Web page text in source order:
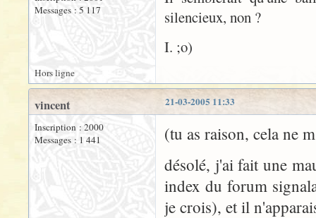
Messages : 5 117
silencieux, non ?
I. ;o)
Hors ligne
21-03-2005 11:33
vincent
Inscription : 2000
Messages : 1 441
(tu as raison, cela ne
désolé, j'ai fait une
index du forum
je crois), et il